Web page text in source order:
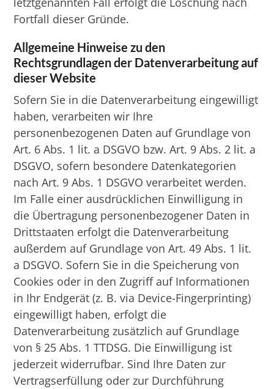
Fortfall dieser Gründe.
Allgemeine Hinweise zu den
Rechtsgrundlagen der Datenverarbeitung auf
dieser Website
Sofern Sie in die Datenverarbeitung eingewilligt
haben, verarbeiten wir Ihre
personenbezogenen Daten auf Grundlage von
Art. 6 Abs. 1 lit. a DSGVO bzw. Art. 9 Abs. 2 lit. a
DSGVO, sofern besondere Datenkategorien
nach Art. 9 Abs. 1 DSGVO verarbeitet werden.
Im Falle einer ausdrücklichen Einwilligung in
die Übertragung personenbezogener Daten in
Drittstaaten erfolgt die Datenverarbeitung
außerdem auf Grundlage von Art. 49 Abs. 1 lit.
a DSGVO. Sofern Sie in die Speicherung von
Cookies oder in den Zugriff auf Informationen
in Ihr Endgerät (z. B. via Device-Fingerprinting)
eingewilligt haben, erfolgt die
Datenverarbeitung zusätzlich auf Grundlage
von § 25 Abs. 1 TTDSG. Die Einwilligung ist
jederzeit widerrufbar. Sind Ihre Daten zur
Vertragserfüllung oder zur Durchführung